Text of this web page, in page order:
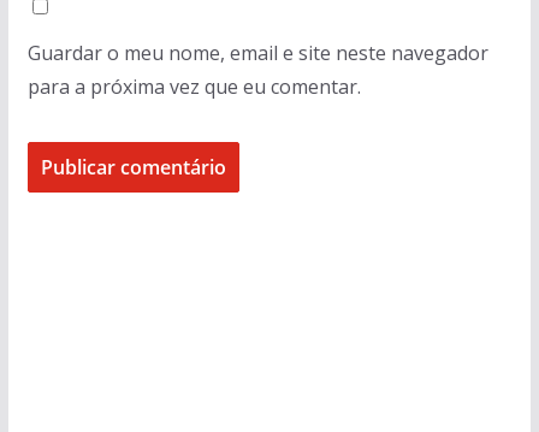
Guardar o meu nome, email e site neste navegador
para a próxima vez que eu comentar.